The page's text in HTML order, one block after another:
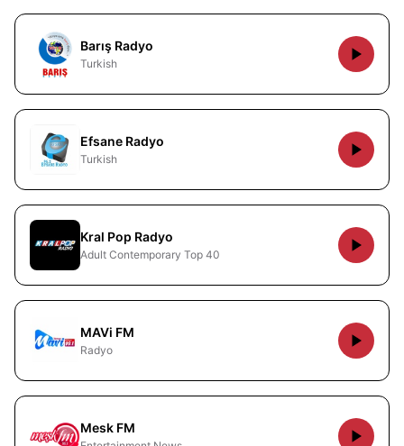
Barış Radyo
Turkish
Efsane Radyo
Turkish
Kral Pop Radyo
Adult Contemporary Top 40
MAVi FM
Radyo
Mesk FM